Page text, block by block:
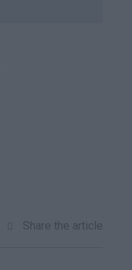
Share the article